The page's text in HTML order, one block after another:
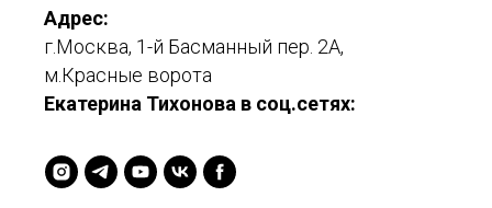
Адрес:
г.Москва, 1-й Басманный пер. 2А,
м.Красные ворота
Екатерина Тихонова в соц.сетях: